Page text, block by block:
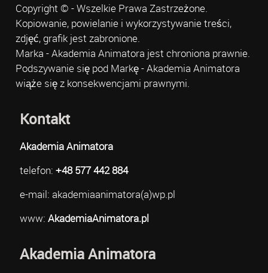
Copyright © - Wszelkie Prawa Zastrzeżone.
Kopiowanie, powielanie i wykorzystywanie treści,
zdjęć, grafik jest zabronione.
Marka - Akademia Animatora jest chroniona prawnie.
Podszywanie się pod Markę - Akademia Animatora
wiąże się z konsekwencjami prawnymi.
Kontakt
Akademia Animatora
telefon: +48 577 442 884
e-mail: akademiaanimatora(a)wp.pl
www: AkademiaAnimatora.pl
Akademia Animatora